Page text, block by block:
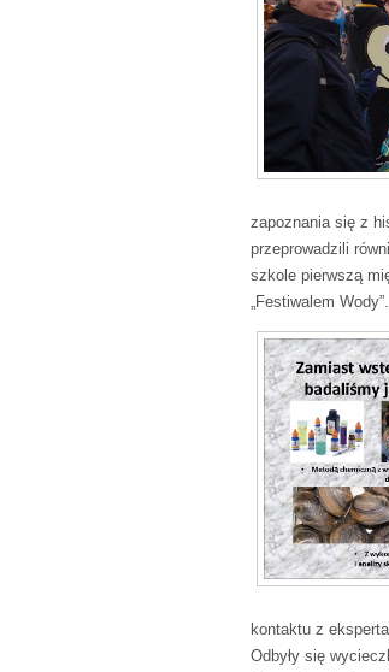
zapoznania się z
przeprowadzili
szkole pierwszą
„Festiwalem Wody”.
kontaktu z
Odbyły się